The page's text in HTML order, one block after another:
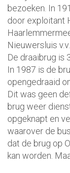
bezoeken. In
door exploitant
Nieuwersluis
De draaibrug is
In 1987 is de
opengedraaid
Dit was geen
brug weer
opgeknapt en
waarover de
dat de brug op
kan worden.